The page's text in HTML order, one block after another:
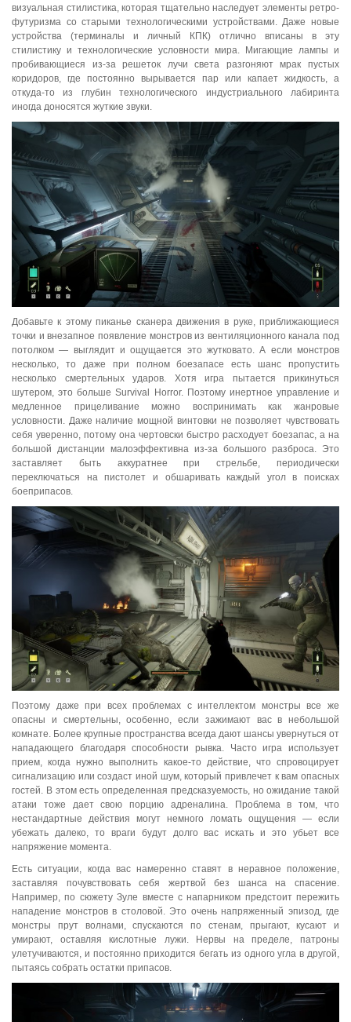
визуальная стилистика, которая тщательно наследует элементы ретро-
футуризма со старыми технологическими устройствами. Даже новые
устройства (терминалы и личный КПК) отлично вписаны в эту
стилистику и технологические условности мира. Мигающие лампы и
пробивающиеся из-за решеток лучи света разгоняют мрак пустых
коридоров, где постоянно вырывается пар или капает жидкость, а
откуда-то из глубин технологического индустриального лабиринта
иногда доносятся жуткие звуки.
Добавьте к этому пиканье сканера движения в руке, приближающиеся
точки и внезапное появление монстров из вентиляционного канала под
потолком — выглядит и ощущается это жутковато. А если монстров
несколько, то даже при полном боезапасе есть шанс пропустить
несколько смертельных ударов. Хотя игра пытается прикинуться
шутером, это больше Survival Horror. Поэтому инертное управление и
медленное прицеливание можно воспринимать как жанровые
условности. Даже наличие мощной винтовки не позволяет чувствовать
себя уверенно, потому она чертовски быстро расходует боезапас, а на
большой дистанции малоэффективна из-за большого разброса. Это
заставляет быть аккуратнее при стрельбе, периодически
переключаться на пистолет и обшаривать каждый угол в поисках
боеприпасов.
Поэтому даже при всех проблемах с интеллектом монстры все же
опасны и смертельны, особенно, если зажимают вас в небольшой
комнате. Более крупные пространства всегда дают шансы увернуться от
нападающего благодаря способности рывка. Часто игра использует
прием, когда нужно выполнить какое-то действие, что спровоцирует
сигнализацию или создаст иной шум, который привлечет к вам опасных
гостей. В этом есть определенная предсказуемость, но ожидание такой
атаки тоже дает свою порцию адреналина. Проблема в том, что
нестандартные действия могут немного ломать ощущения — если
убежать далеко, то враги будут долго вас искать и это убьет все
напряжение момента.
Есть ситуации, когда вас намеренно ставят в неравное положение,
заставляя почувствовать себя жертвой без шанса на спасение.
Например, по сюжету Зуле вместе с напарником предстоит пережить
нападение монстров в столовой. Это очень напряженный эпизод, где
монстры прут волнами, спускаются по стенам, прыгают, кусают и
умирают, оставляя кислотные лужи. Нервы на пределе, патроны
улетучиваются, и постоянно приходится бегать из одного угла в другой,
пытаясь собрать остатки припасов.